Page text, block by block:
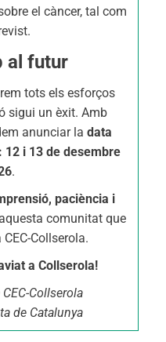
el càncer, tal com
al futur
tots els esforços
sigui un èxit. Amb
anunciar ladata
12 i 13 de desembre
.
paciència i
comunitat que
Collserola.
a Collserola!
Collserola
de Catalunya